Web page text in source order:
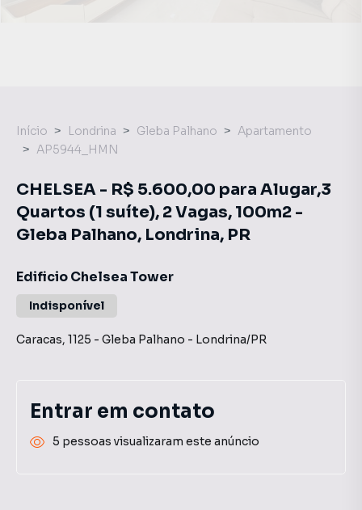
Início Londrina Gleba Palhano
Apartamento
AP5944_HMN
CHELSEA - R$ 5.600,00 para Alugar,3
Quartos (1 suíte), 2 Vagas, 100m2 -
Gleba Palhano, Londrina, PR
Edificio Chelsea Tower
Indisponível
Caracas, 1125 - Gleba Palhano - Londrina/PR
Entrar em contato
5 pessoas visualizaram este anúncio